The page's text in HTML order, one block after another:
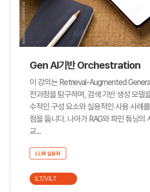
Gen AI기반 Orchestration
이 강의는 Retrieval-Augmented
전과정을 탐구하며, 검색 기반 생성 모델
수적인 구성 요소와 실용적인 사용 사례
점을 둡니다. 나아가 RAG와 파인 튜닝의
교...
LLM 실용화
ILT/VILT